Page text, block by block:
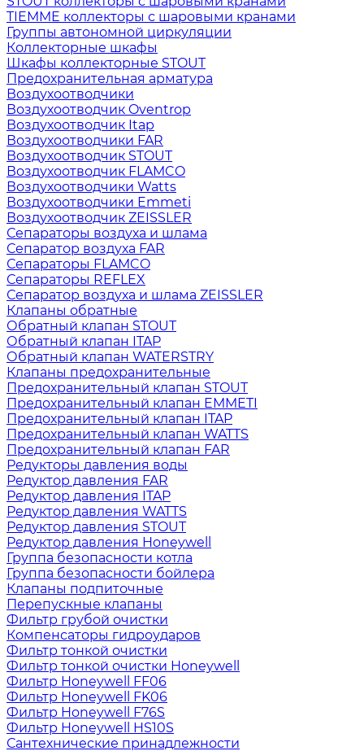
TIEMME коллекторы с шаровыми кранами
Группы автономной циркуляции
Коллекторные шкафы
Шкафы коллекторные STOUT
Предохранительная арматура
Воздухоотводчики
Воздухоотводчик Oventrop
Воздухоотводчик Itap
Воздухоотводчики FAR
Воздухоотводчик STOUT
Воздухоотводчик FLAMCO
Воздухоотводчики Watts
Воздухоотводчики Emmeti
Воздухоотводчик ZEISSLER
Сепараторы воздуха и шлама
Сепаратор воздуха FAR
Сепараторы FLAMCO
Сепараторы REFLEX
Сепаратор воздуха и шлама ZEISSLER
Клапаны обратные
Обратный клапан STOUT
Обратный клапан ITAP
Обратный клапан WATERSTRY
Клапаны предохранительные
Предохранительный клапан STOUT
Предохранительный клапан EMMETI
Предохранительный клапан ITAP
Предохранительный клапан WATTS
Предохранительный клапан FAR
Редукторы давления воды
Редуктор давления FAR
Редуктор давления ITAP
Редуктор давления WATTS
Редуктор давления STOUT
Редуктор давления Honeywell
Группа безопасности котла
Группа безопасности бойлера
Клапаны подпиточные
Перепускные клапаны
Фильтр грубой очистки
Компенсаторы гидроударов
Фильтр тонкой очистки
Фильтр тонкой очистки Honeywell
Фильтр Honeywell FF06
Фильтр Honeywell FK06
Фильтр Honeywell F76S
Фильтр Honeywell HS10S
Сантехнические принадлежности